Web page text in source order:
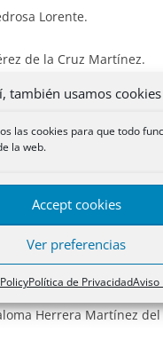
también usamos cookies
las cookies para que todo
la web.
Accept cookies
Ver preferencias
Política de PrivacidadAviso
Lorente.
de la Cruz Martínez.
Romero Rodríguez.
Vega.
Llanos Rodríguez Espín.
Montoliu.
Herrera Martínez del